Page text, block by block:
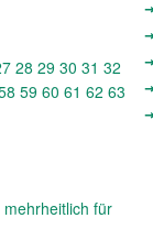
28 29 30 31 32
59 60 61 62 63
für